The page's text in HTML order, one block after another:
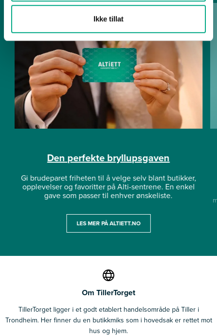
Ikke tillat
Den perfekte bryllupsgaven
Gi brudeparet friheten til å velge selv blant butikker,
opplevelser og favoritter på Alti-sentrene. En enkel
gave som passer til enhver ønskeliste.
LES MER PÅ ALTIETT.NO
Om TillerTorget
TillerTorget ligger i et godt etablert handelsområde på Tiller i
Trondheim. Her finner du en butikkmiks som i hovedsak er rettet mot
hus og hjem.